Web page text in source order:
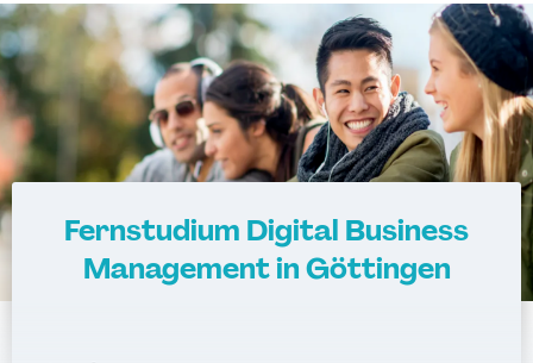
Fernstudium Digital Business
Management in Göttingen